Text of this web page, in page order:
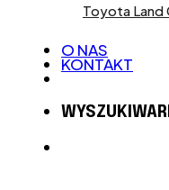
Toyota Land
O NAS
KONTAKT